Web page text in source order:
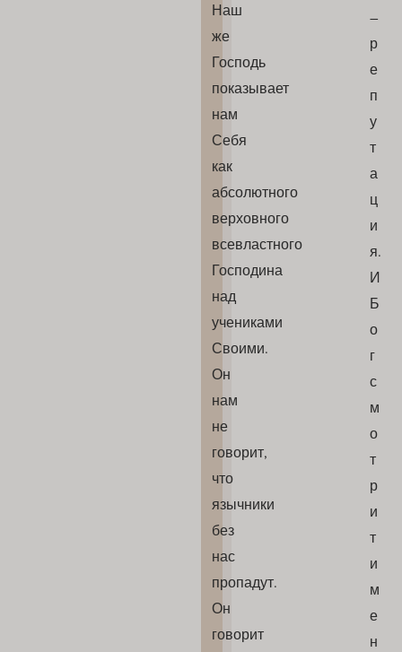
Наш
же
Господь
показывает
нам
Себя
как
абсолютного
верховного
всевластного
Господина
над
учениками
Своими.
Он
нам
не
говорит,
что
язычники
без
нас
пропадут.
Он
говорит
–
р
е
п
у
т
а
ц
и
я.
И
Б
о
г
с
м
о
т
р
и
т
и
м
е
н